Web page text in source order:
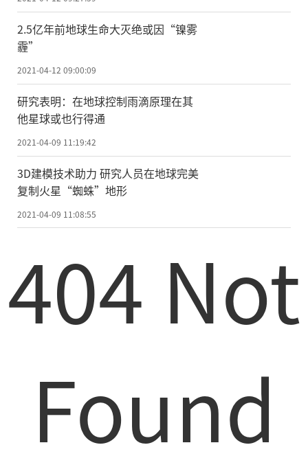
由210只增长到4500余只，黑脸琵鹭由1000
只增长到4000余只。截至2020年，我国环志
鸟类总数达845种392万只，彩色标记鸟类达2
78种12万只，利用卫星跟踪技术掌握了中华
秋沙鸭、白鹤、大鸨等60余种鸟类的迁徙规
律，为科学开展野生鸟类保护提供有力保
障。
春季是鸟类繁衍的关键时期，是候鸟大
规模迁徙和集群活动的主要季节，也是加强
候鸟保护的重点时段。为此，国家林业和草
护工作的通知》，要求进一步加强鸟类等野
生动物保护工作，确保候鸟迁徙和繁衍安
全。下一步，国家林草局将在完善法律法规
水平。
40年来，“爱鸟周”活动向全社会普及
了鸟类知识、增强了公众护鸟意识、壮大了
2.5亿年前地球生命大灭绝或因“镍雾
霾”
2021-04-12 09:00:09
研究表明：在地球控制雨滴原理在其
他星球或也行得通
2021-04-09 11:19:42
3D建模技术助力 研究人员在地球完美
复制火星“蜘蛛”地形
2021-04-09 11:08:55
404 Not
Found